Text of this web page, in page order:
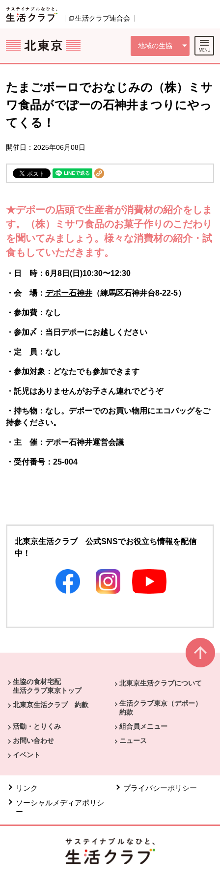
ページの先頭です。
生活クラブ連合会
地域の生協
ここからサイト内共通メニューです。
サイト内共通メニューをスキップする
サイト内共通メニューここまで。
たまごボーロでおなじみの（株）ミサ
ワ食品がでぽーの石神井まつりにやっ
てくる！
開催日：2025年06月08日
★デポーの店頭で生産者が消費材の紹介をしま
す。（株）ミサワ食品のお菓子作りのこだわり
を聞いてみましょう。様々な消費材の紹介・試
食もしていただきます。
・日 時：6月8日(日)10:30〜12:30
・会 場： デポー石神井 （練馬区石神井台8-22-5）
・参加費：なし
・参加〆：当日デポーにお越しください
・定 員：なし
・参加対象：どなたでも参加できます
・託児はありませんがお子さん連れでどうぞ
・持ち物：なし。デポーでのお買い物用にエコバッグをご
持参ください。
・主 催：デポー石神井運営会議
・受付番号：25-004
北東京生活クラブ 公式SNSでお役立ち情報を配信
中！
生協の食材宅配
生活クラブ東京トップ
北東京生活クラブについて
北東京生活クラブ 約款
生活クラブ東京（デポー）
約款
活動・とりくみ
組合員メニュー
お問い合わせ
ニュース
イベント
リンク
プライバシーポリシー
ソーシャルメディアポリシ
ー